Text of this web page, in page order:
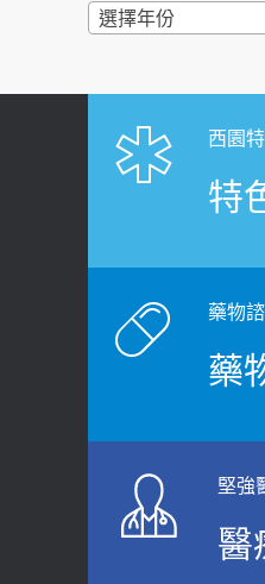
2026-06-30
健康肛門痛都是痔
裂差異 逾50歲民
原則避免血糖血壓
2026-06-08
上班常待在冷氣
醫示警：1病症嚴
過量維生素D和鈣
「落枕」不要大力
展運動」預防落枕
老後睡不好、夜間
2021-03-05
骨科魏志定主任接
選擇年份
西園
特
藥物
藥
堅強
醫